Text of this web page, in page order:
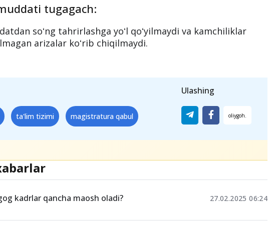
tugagach:
soʻng tahrirlashga yoʻl qoʻyilmaydi va kamchiliklar
arizalar koʻrib chiqilmaydi.
ta'lim tizimi magistratura qabul
Ulashing
kadrlar qancha maosh oladi? 27.02.2025 06:24